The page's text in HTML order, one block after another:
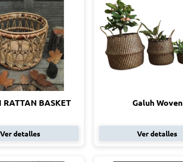
RATTAN BASKET
Ver detalles
Galuh Woven
Ver detalles